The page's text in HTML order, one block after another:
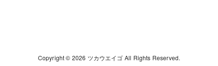
Copyright © 2026 ツカウエイゴ All Rights Reserved.